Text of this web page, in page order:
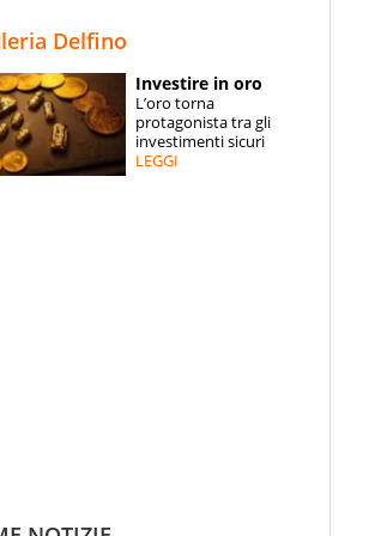
ESPERTI
CONTATTI
Delfino
Investire in oro
L’oro torna
protagonista tra gli
investimenti sicuri
LEGGI